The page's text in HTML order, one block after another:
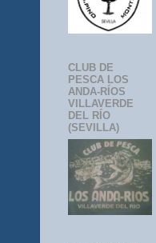
CLUB DE
PESCA LOS
ANDA-RÍOS
VILLAVERDE
DEL RÍO
(SEVILLA)